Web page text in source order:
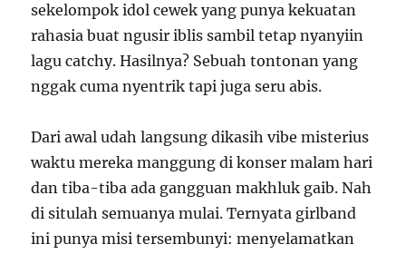
sekelompok idol cewek yang punya kekuatan
rahasia buat ngusir iblis sambil tetap nyanyiin
lagu catchy. Hasilnya? Sebuah tontonan yang
nggak cuma nyentrik tapi juga seru abis.
Dari awal udah langsung dikasih vibe misterius
waktu mereka manggung di konser malam hari
dan tiba-tiba ada gangguan makhluk gaib. Nah
di situlah semuanya mulai. Ternyata girlband
ini punya misi tersembunyi: menyelamatkan